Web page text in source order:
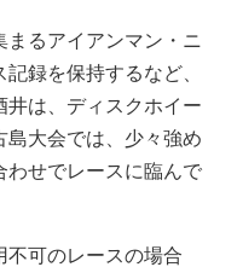
まるアイアンマン・ニ
録を保持するなど、
井は、ディスクホイー
島大会では、少々強め
わせでレースに臨んで
不可のレースの場合